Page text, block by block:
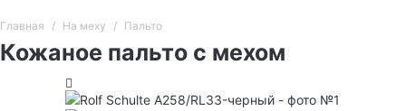
Главная На меху Пальто
Кожаное пальто с мехом